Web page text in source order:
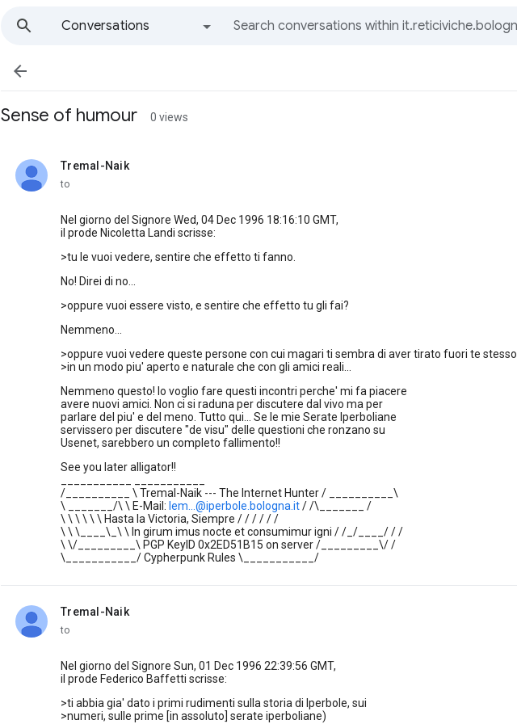
Conversations

Sense of humour 0 views
Tremal-Naik
unread,
to
Nel giorno del Signore Wed, 04 Dec 1996 18:16:10 GMT,
il prode Nicoletta Landi scrisse:
>tu le vuoi vedere, sentire che effetto ti fanno.
No! Direi di no...
>oppure vuoi essere visto, e sentire che effetto tu gli fai?
Nemmeno...
>oppure vuoi vedere queste persone con cui magari ti sembra di aver tirato fuori te stesso
>in un modo piu' aperto e naturale che con gli amici reali...
Nemmeno questo! Io voglio fare questi incontri perche' mi fa piacere
avere nuovi amici. Non ci si raduna per discutere dal vivo ma per
parlare del piu' e del meno. Tutto qui... Se le mie Serate Iperboliane
servissero per discutere "de visu" delle questioni che ronzano su
Usenet, sarebbero un completo fallimento!!
See you later alligator!!
/__________ \ Tremal-Naik --- The Internet Hunter / __________\
\ _______/\ \ E-Mail: lem...@iperbole.bologna.it/ /\_______ /
\ \ \ \ \ \ Hasta la Victoria, Siempre / / / / / /
\ \ \____\_\ \ In girum imus nocte et consumimur igni / /_/____/ / /
\ \/_________\ PGP KeyID 0x2ED51B15 on server /_________\/ /
\___________/ Cypherpunk Rules \___________/
Tremal-Naik
unread,
to
Nel giorno del Signore Sun, 01 Dec 1996 22:39:56 GMT,
il prode Federico Baffetti scrisse:
>ti abbia gia' dato i primi rudimenti sulla storia di Iperbole, sui
>numeri, sulle prime [in assoluto] serate iperboliane)